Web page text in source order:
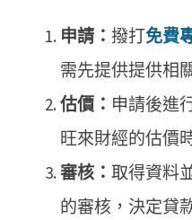
申請： 撥打免費
需先提供提供相
估價： 申請後進
旺來財經的估價
審核：取得資料
的審核，決定貸